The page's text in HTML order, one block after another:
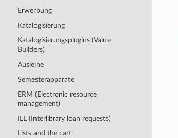
Erwerbung
Katalogisierung
Katalogisierungsplugins (Value
Builders)
Ausleihe
Semesterapparate
ERM (Electronic resource
management)
ILL (Interlibrary loan requests)
Lists and the cart